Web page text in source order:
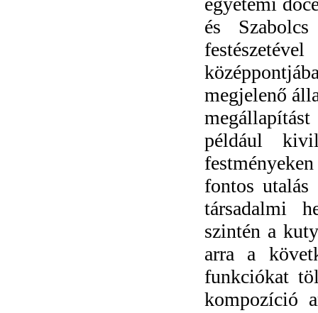
és
megjelenő
például
fontos utalás
társadalmi
szintén a
arra a
funkciókat
kompozíció